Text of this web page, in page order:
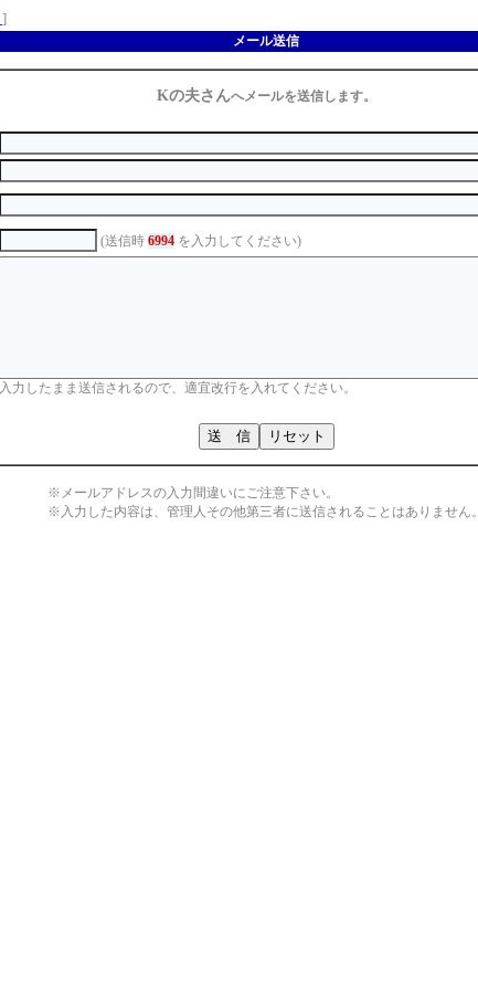
]
メール送信
Kの夫さんへメールを送信します。
(送信時 6994を入力してください)
入力したまま送信されるので、適宜改行を入れてください。
※メールアドレスの入力間違いにご注意下さい。
※入力した内容は、管理人その他第三者に送信されることはありません。